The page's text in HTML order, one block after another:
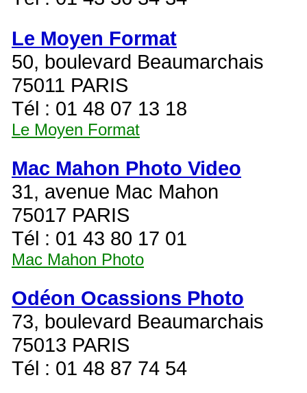
Le Moyen Format
50, boulevard Beaumarchais
75011 PARIS
Tél : 01 48 07 13 18
Le Moyen Format
Mac Mahon Photo Video
31, avenue Mac Mahon
75017 PARIS
Tél : 01 43 80 17 01
Mac Mahon Photo
Odéon Ocassions Photo
73, boulevard Beaumarchais
75013 PARIS
Tél : 01 48 87 74 54